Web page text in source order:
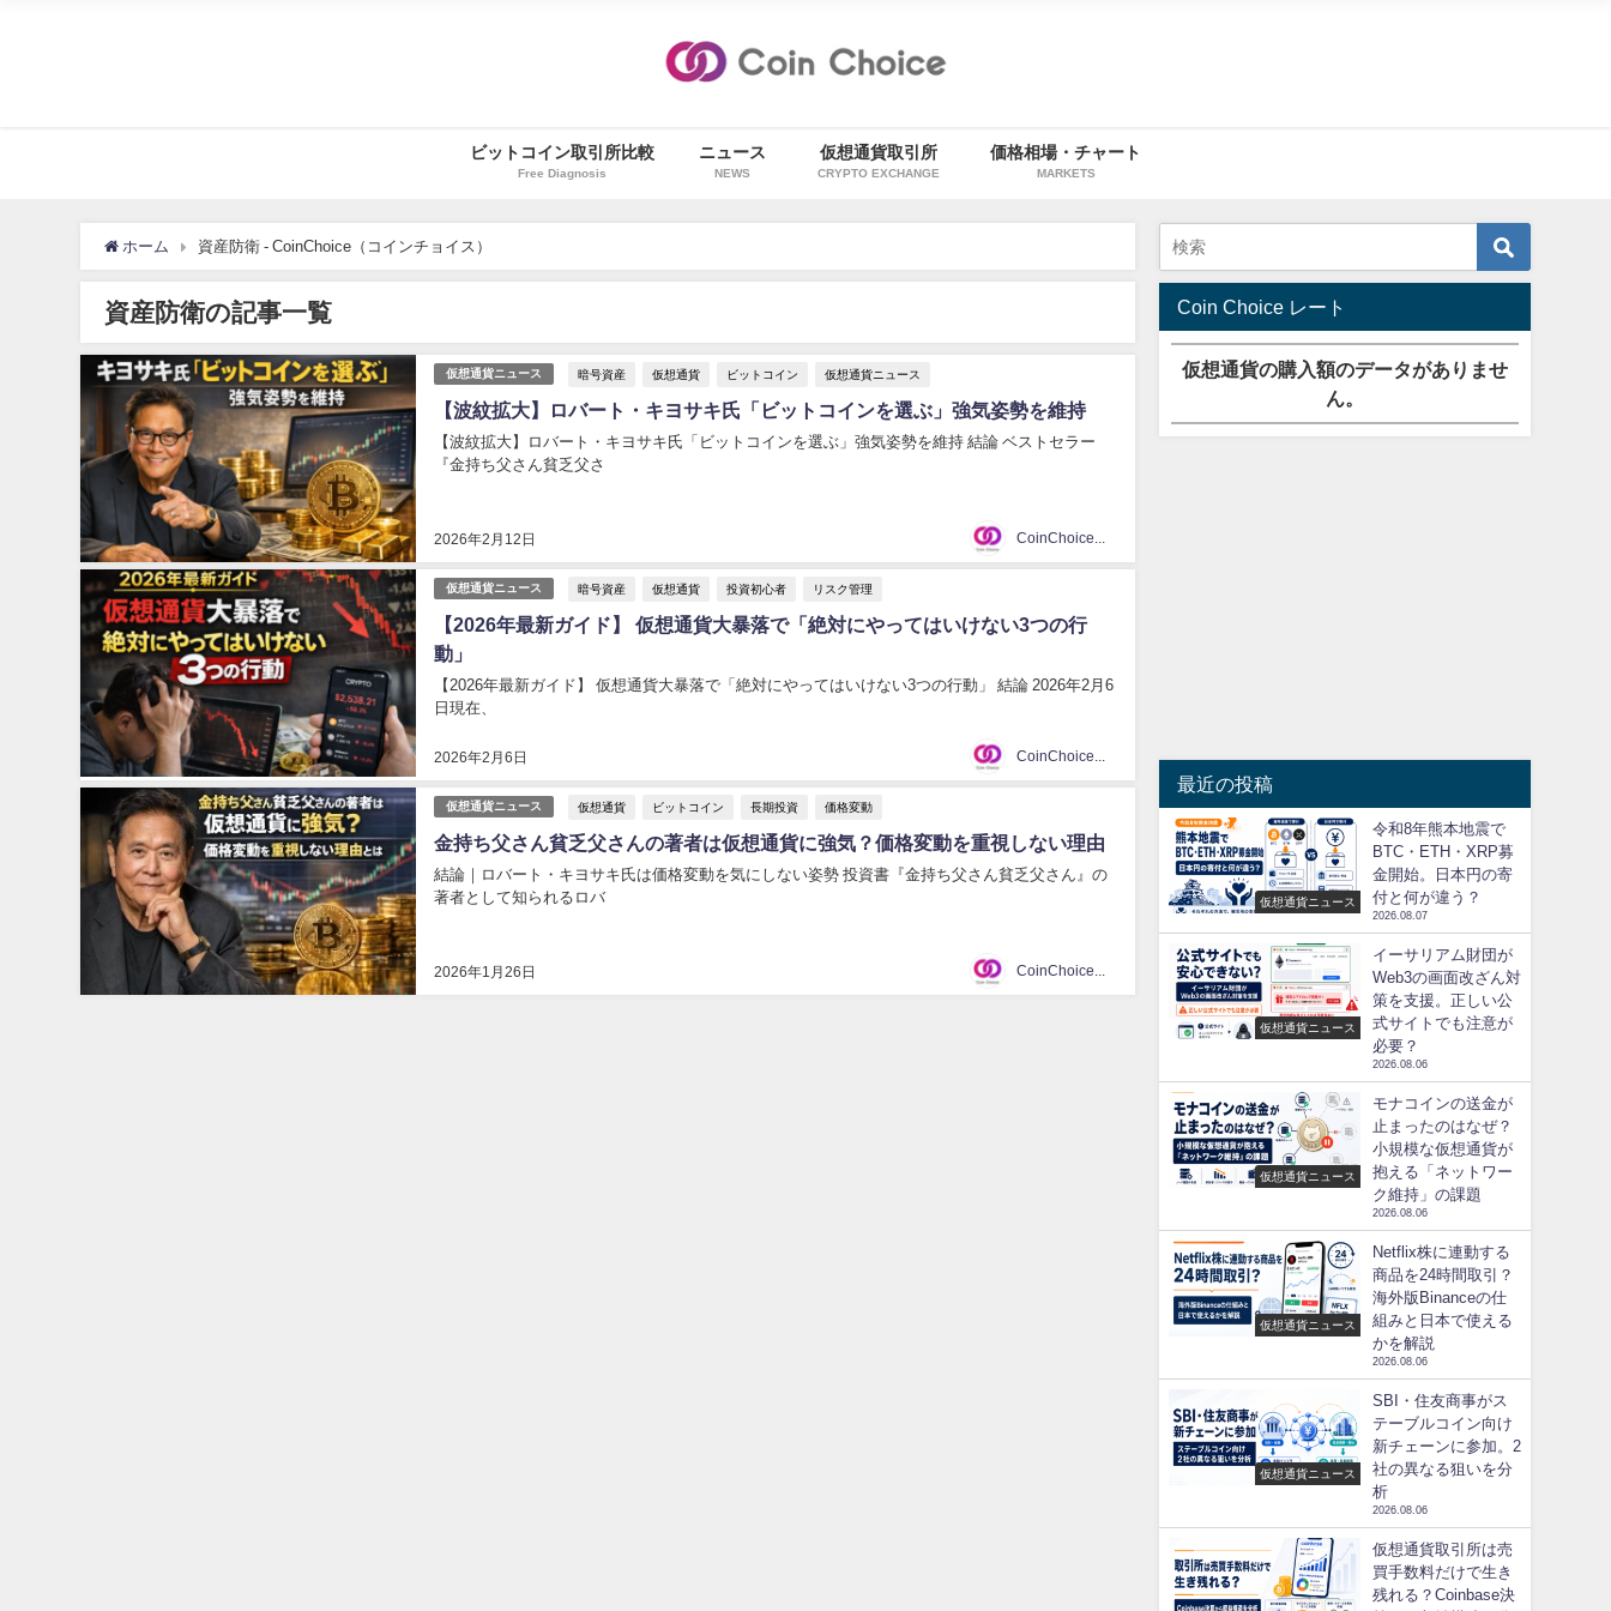
ビットコイン取引所比較
Free Diagnosis
ニュース
NEWS
仮想通貨取引所
CRYPTO EXCHANGE
価格相場・チャート
MARKETS
ホーム 資産防衛 - CoinChoice（コインチョイス）
資産防衛の記事一覧
仮想通貨ニュース 暗号資産 仮想通貨 ビットコイン 仮想通貨ニュース
【波紋拡大】ロバート・キヨサキ氏「ビットコインを選ぶ」強気姿勢を維持
2026年2月12日
【波紋拡大】ロバート・キヨサキ氏「ビットコインを選ぶ」強気姿勢を維持 結論 ベストセラー
『金持ち父さん貧乏父さ
仮想通貨ニュース 暗号資産 仮想通貨 投資初心者 リスク管理
【2026年最新ガイド】 仮想通貨大暴落で「絶対にやってはいけない3つの行
動」
2026年2月6日
【2026年最新ガイド】 仮想通貨大暴落で「絶対にやってはいけない3つの行動」 結論 2026年2月6
日現在、
仮想通貨ニュース 仮想通貨 ビットコイン 長期投資 価格変動
金持ち父さん貧乏父さんの著者は仮想通貨に強気？価格変動を重視しない理由
2026年1月26日
結論｜ロバート・キヨサキ氏は価格変動を気にしない姿勢 投資書『金持ち父さん貧乏父さん』の
著者として知られるロバ
Coin Choice レート
仮想通貨の購入額のデータがありませ
ん。
最近の投稿
仮想通貨ニュース
令和8年熊本地震で
BTC・ETH・XRP募
金開始。日本円の寄
付と何が違う？
2026.08.07
仮想通貨ニュース
イーサリアム財団が
Web3の画面改ざん対
策を支援。正しい公
式サイトでも注意が
必要？
2026.08.06
仮想通貨ニュース
モナコインの送金が
止まったのはなぜ？
小規模な仮想通貨が
抱える「ネットワー
ク維持」の課題
2026.08.06
仮想通貨ニュース
Netflix株に連動する
商品を24時間取引？
海外版Binanceの仕
組みと日本で使える
かを解説
2026.08.06
仮想通貨ニュース
SBI・住友商事がス
テーブルコイン向け
新チェーンに参加。2
社の異なる狙いを分
析
2026.08.06
仮想通貨取引所は売
買手数料だけで生き
残れる？Coinbase決